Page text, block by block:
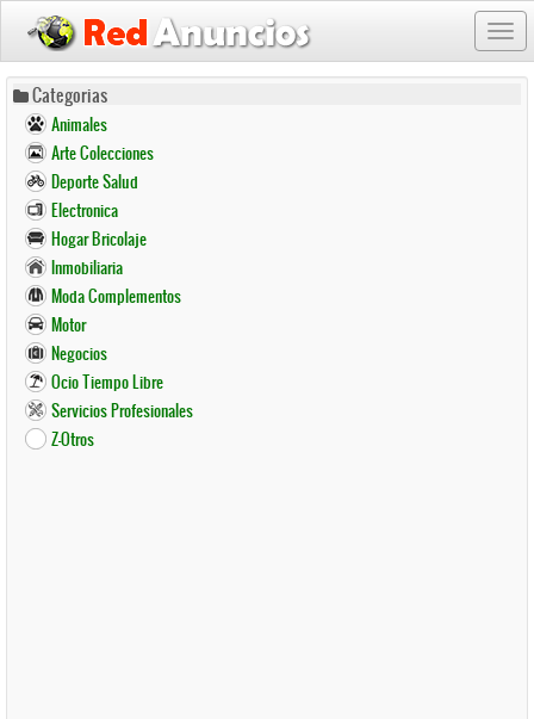
Pasar
contenido
principal
Categorias
Animales
Arte Colecciones
Deporte Salud
Electronica
Hogar Bricolaje
Inmobiliaria
Moda Complementos
Motor
Negocios
Ocio Tiempo Libre
Servicios Profesionales
Z-Otros